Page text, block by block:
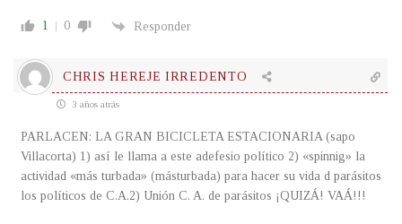
1 0 Responder
CHRIS HEREJE IRREDENTO
3 años atrás
PARLACEN: LA GRAN BICICLETA ESTACIONARIA (sapo
Villacorta) 1) así le llama a este adefesio político 2) «spinnig» la
actividad «más turbada» (másturbada) para hacer su vida d parásitos
los políticos de C.A.2) Unión C. A. de parásitos ¡QUIZÁ! VAÁ!!!